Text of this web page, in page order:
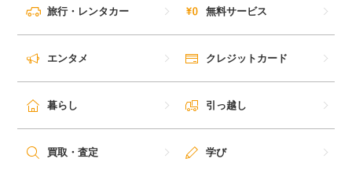
旅行・レンタカー 無料サービス
エンタメ クレジットカード
暮らし 引っ越し
買取・査定 学び